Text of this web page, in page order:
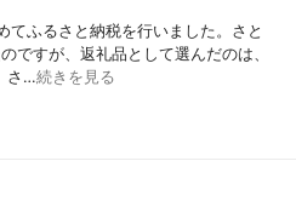
ふるさと納税を行いました。さと
ですが、返礼品として選んだのは、
さ…続きを見る